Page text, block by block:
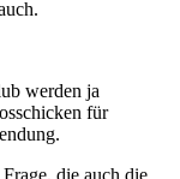
werden ja
für
die auch die